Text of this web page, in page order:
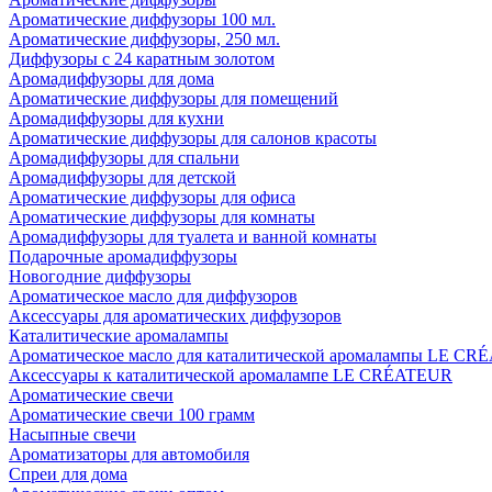
Ароматические диффузоры 100 мл.
Ароматические диффузоры, 250 мл.
Диффузоры с 24 каратным золотом
Аромадиффузоры для дома
Ароматические диффузоры для помещений
Аромадиффузоры для кухни
Ароматические диффузоры для салонов красоты
Аромадиффузоры для спальни
Аромадиффузоры для детской
Ароматические диффузоры для офиса
Ароматические диффузоры для комнаты
Аромадиффузоры для туалета и ванной комнаты
Подарочные аромадиффузоры
Новогодние диффузоры
Ароматическое масло для диффузоров
Аксессуары для ароматических диффузоров
Каталитические аромалампы
Ароматическое масло для каталитической аромалампы LE
Аксессуары к каталитической аромалампе LE CRÉATEUR
Ароматические свечи
Ароматические свечи 100 грамм
Насыпные свечи
Ароматизаторы для автомобиля
Спреи для дома